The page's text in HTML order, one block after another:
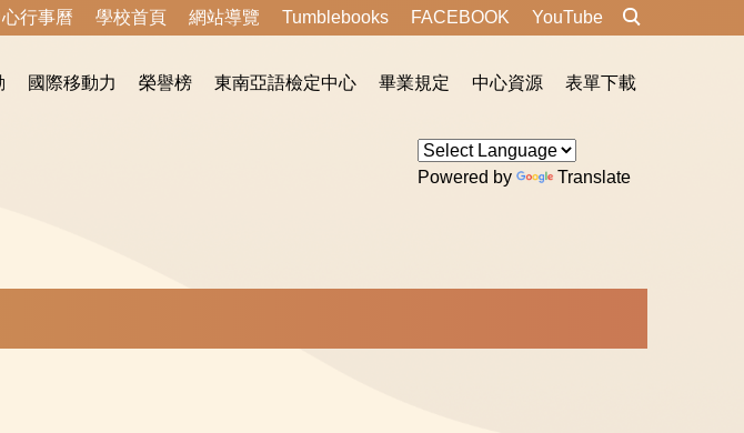
行事曆 學校首頁 網站導覽 Tumblebooks FACEBOOK YouTube
Powered by Translate
國際移動力 榮譽榜 東南亞語檢定中心 畢業規定 中心資源 表單下載